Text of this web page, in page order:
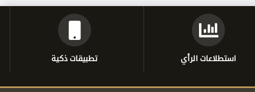
استطلاعات الرأي تطبيقات ذكية